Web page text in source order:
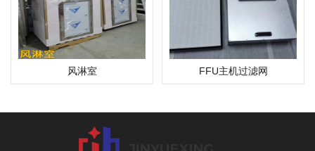
风淋室 FFU主机过滤网